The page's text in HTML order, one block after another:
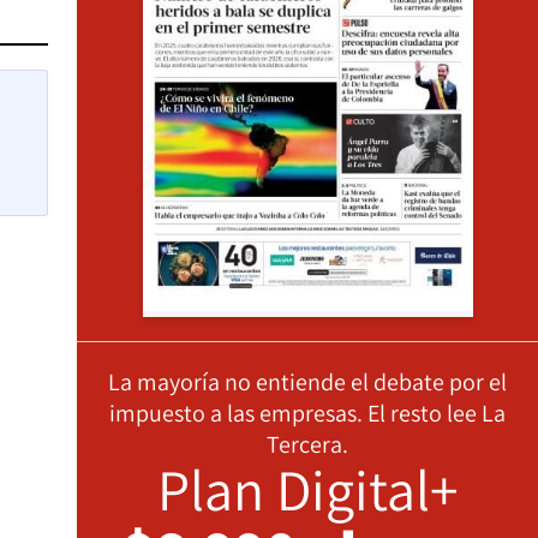
La mayoría no entiende el debate por el
impuesto a las empresas. El resto lee La
Tercera.
Plan Digital+